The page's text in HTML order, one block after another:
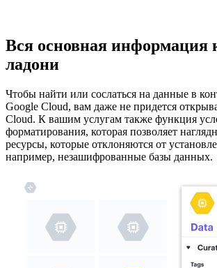
Вся основная информация
ладони
Чтобы найти или сослаться на данные в
Google Cloud, вам даже не придется
Cloud. К вашим услугам также функция
форматирования, которая позволяет
ресурсы, которые отклоняются от
например, незашифрованные базы данных.